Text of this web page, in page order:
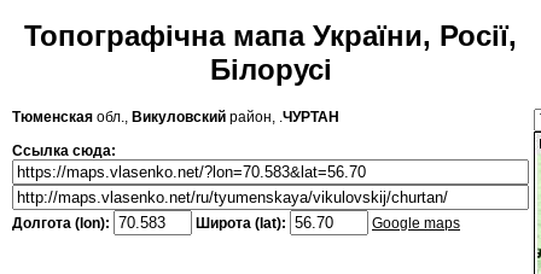
Топографічна мапа України, Росії,
Білорусі
Тюменская обл., Викуловский район, .ЧУРТАН
Ссылка сюда:
Долгота (lon): Широта (lat): Google maps